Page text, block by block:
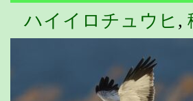
ハイイロチュウヒ ,